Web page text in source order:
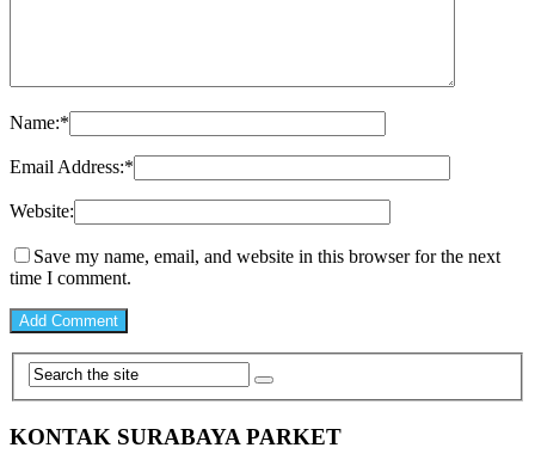
Name:*
Email Address:*
Website:
Save my name, email, and website in this browser for the next
time I comment.
KONTAK SURABAYA PARKET